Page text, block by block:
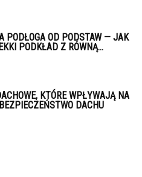
PODŁOGA OD PODSTAW — JAK
PODKŁAD Z RÓWNĄ...
KTÓRE WPŁYWAJĄ NA
DACHU